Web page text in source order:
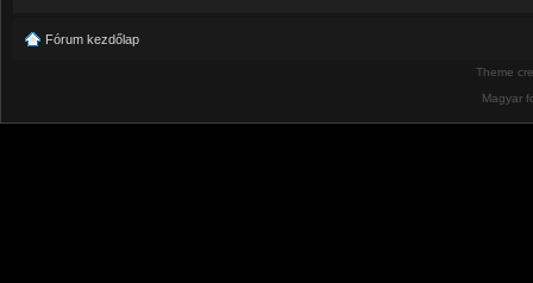
Fórum kezdőlap
Theme
Magyar